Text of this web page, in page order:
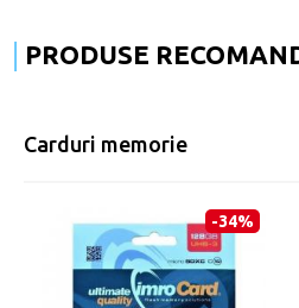
PRODUSE
Carduri memorie
-34%